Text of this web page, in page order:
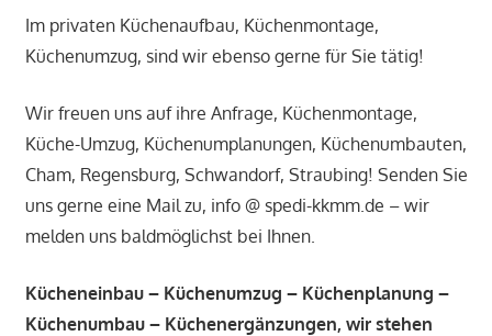
Im privaten Küchenaufbau, Küchenmontage,
Küchenumzug, sind wir ebenso gerne für Sie tätig!
Wir freuen uns auf ihre Anfrage, Küchenmontage,
Küche-Umzug, Küchenumplanungen, Küchenumbauten,
Cham, Regensburg, Schwandorf, Straubing! Senden Sie
uns gerne eine Mail zu, info @ spedi-kkmm.de – wir
melden uns baldmöglichst bei Ihnen.
Kücheneinbau – Küchenumzug – Küchenplanung –
Küchenumbau – Küchenergänzungen, wir stehen